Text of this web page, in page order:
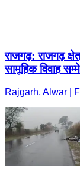
राजगढ़: राजगढ़
सामूहिक विवाह
Rajgarh, Alwar |